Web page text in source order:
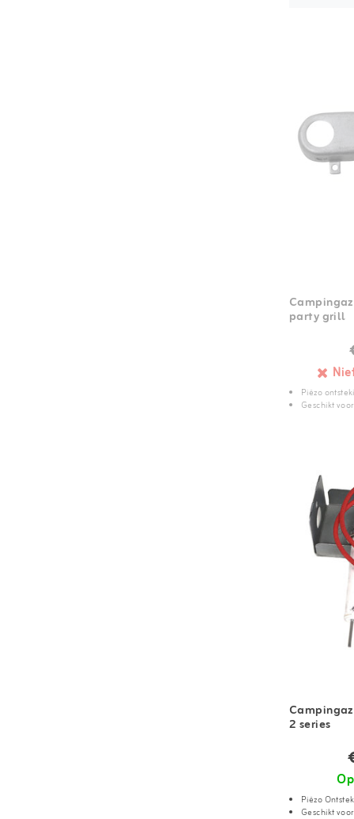
party grill
Piëzo
Geschikt
2 series
Piëzo
Geschikt